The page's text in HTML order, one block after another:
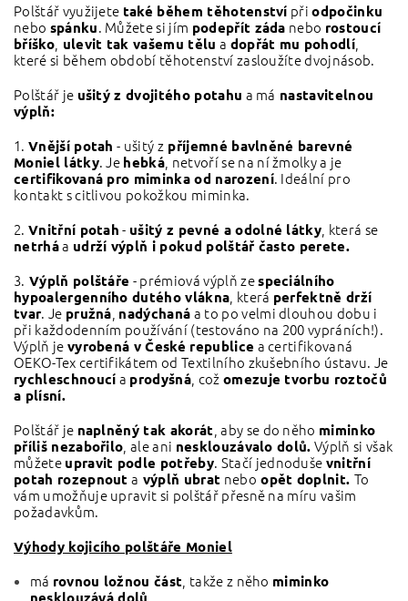
Polštář využijete také během těhotenství přiodpočinku
nebo spánku. Můžete si jím podepřít záda nebo rostoucí
bříško, ulevit tak vašemu tělu a dopřát mu pohodlí
které si během období těhotenství zasloužíte dvojnásob.
Polštář je ušitý z dvojitého potahu a má nastavitelnou
výplň:
1. Vnější potah - ušitý z příjemné bavlněné barevné
Moniel látky. Je hebká , netvoří se na ní žmolky a je
certifikovaná pro miminka od narození. Ideální pro
kontakt s citlivou pokožkou miminka.
2. Vnitřní potah - ušitý z pevné a odolné látky , která se
netrháa udrží výplň i pokud polštář často perete.
3. Výplň polštáře - prémiová výplň zespeciálního
hypoalergenního dutého vlákna , která perfektně drží
tvar. Je pružná nadýchaná a to po velmi dlouhou dobu i
při každodenním používání (testováno na 200 vypráních!).
Výplň je vyrobená v České republice a certifikovaná
OEKO-Tex certifikátem od Textilního zkušebního ústavu. Je
rychleschnoucí a prodyšná , což omezuje tvorbu roztočů
a plísní.
Polštář je naplněný tak akorát , aby se do něho miminko
příliš nezabořilo , ale ani nesklouzávalo dolů. Výplň si však
můžete upravit podle potřeby. Stačí jednoduše vnitřní
potah rozepnout a výplň ubrat nebo opět doplnit. To
vám umožňuje upravit si polštář přesně na míru vašim
požadavkům.
Výhody kojicího polštáře Moniel
má rovnou ložnou část , takže z něho miminko
nesklouzává dolů